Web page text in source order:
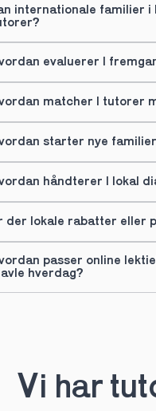
internationale familier i
evaluerer I
matcher I tutorer
starter nye
håndterer I lokal
der lokale rabatter eller
passer online
hverdag?
Vi har